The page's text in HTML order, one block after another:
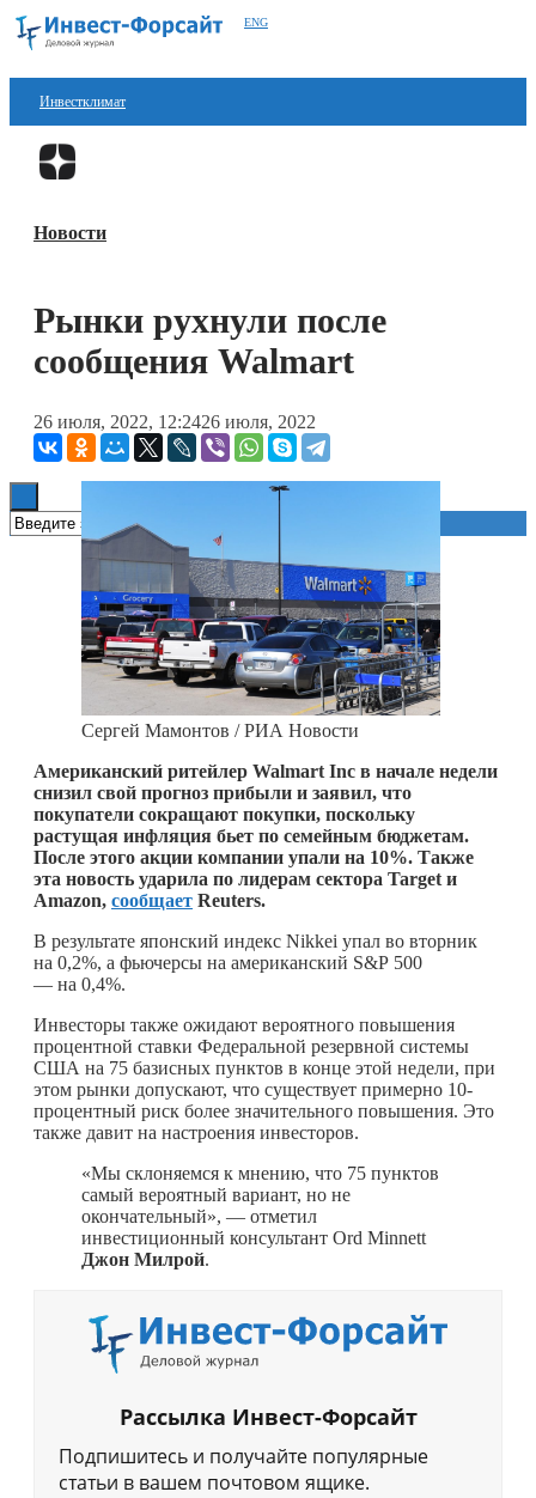
ENG
Инвестклимат
Финансы
Блокчейн
Книги
Новости
Рынки рухнули после
сообщения Walmart
26 июля, 2022, 12:2426 июля, 2022
Сергей Мамонтов / РИА Новости
Американский ритейлер Walmart Inc в начале недели
снизил свой прогноз прибыли и заявил, что
покупатели сокращают покупки, поскольку
растущая инфляция бьет по семейным бюджетам.
После этого акции компании упали на 10%. Также
эта новость ударила по лидерам сектора Target и
Amazon, сообщает Reuters.
В результате японский индекс Nikkei упал во вторник
на 0,2%, а фьючерсы на американский S&P 500
— на 0,4%.
Инвесторы также ожидают вероятного повышения
процентной ставки Федеральной резервной системы
США на 75 базисных пунктов в конце этой недели, при
этом рынки допускают, что существует примерно 10-
процентный риск более значительного повышения. Это
также давит на настроения инвесторов.
«Мы склоняемся к мнению, что 75 пунктов
самый вероятный вариант, но не
окончательный», — отметил
инвестиционный консультант Ord Minnett
Джон Милрой.
Рассылка Инвест-Форсайт
Подпишитесь и получайте популярные
статьи в вашем почтовом ящике.